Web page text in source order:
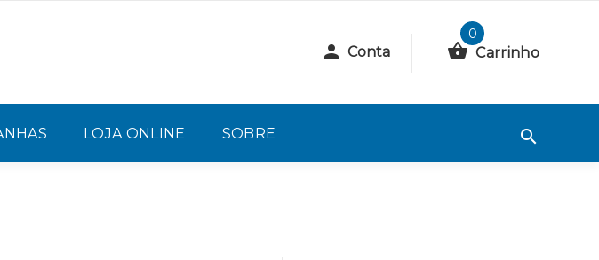
Conta
0
Carrinho
LOJA ONLINE SOBRE